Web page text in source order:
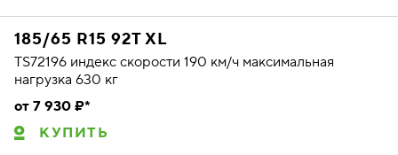
185/65 R15 92T XL
TS72196 индекс скорости 190 км/ч максимальная
нагрузка 630 кг
от 7 930 ₽*
КУПИТЬ